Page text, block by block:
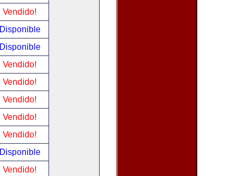
Vendido!
Disponible
Disponible
Vendido!
Vendido!
Vendido!
Vendido!
Vendido!
Disponible
Vendido!